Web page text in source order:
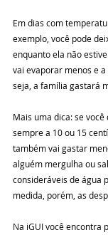
Em dias com
exemplo, você pode
enquanto ela não
vai evaporar menos e
seja, a família gastará
Mais uma dica: se
sempre a 10 ou 15
também vai gastar
alguém mergulha ou
consideráveis de água
medida, porém, as
Na iGUI você encontra